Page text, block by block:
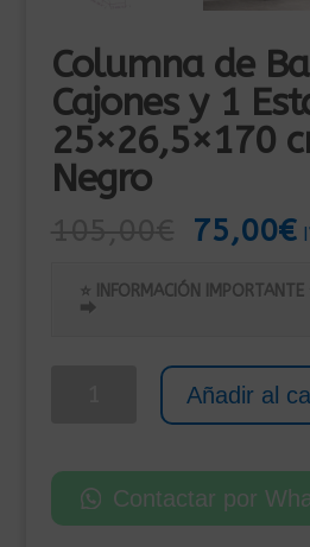
Columna de
Cajones y 1
25×26,5×170
Negro
El
original
75,00€
⭐ INFORMACIÓN
⮕
con
Añadir al
Contactar por